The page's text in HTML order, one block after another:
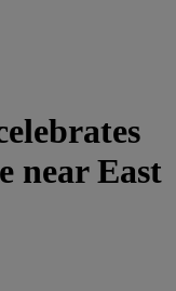
near East